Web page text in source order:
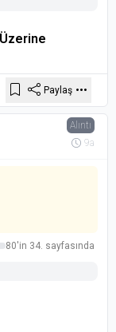
Paylaş
Alıntı
9a
80'in 34. sayfasında